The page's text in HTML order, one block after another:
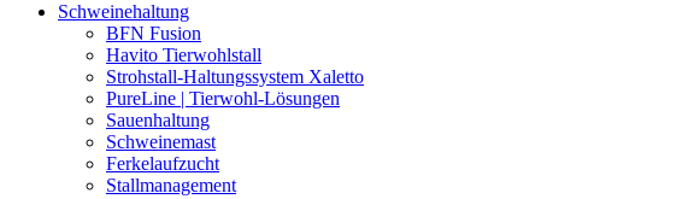
Schweinehaltung
BFN Fusion
Havito Tierwohlstall
Strohstall-Haltungssystem Xaletto
PureLine | Tierwohl-Lösungen
Sauenhaltung
Schweinemast
Ferkelaufzucht
Stallmanagement